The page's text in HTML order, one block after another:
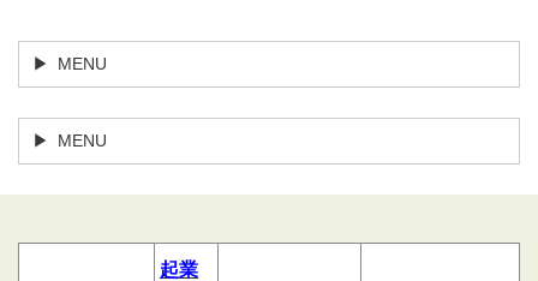
MENU
MENU
起業